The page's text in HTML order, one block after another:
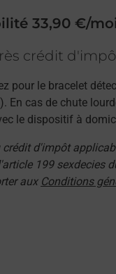
33,90 €/
crédit
pour le bracelet
En cas de chute
le dispositif à
d'impôt
199 sexdecies
aux Conditions